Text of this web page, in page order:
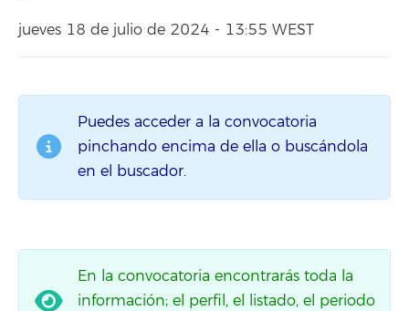
jueves 18 de julio de 2024 - 13:55 WEST
Puedes acceder a la convocatoria
pinchando encima de ella o buscándola
en el buscador.
En la convocatoria encontrarás toda la
información; el perfil, el listado, el periodo